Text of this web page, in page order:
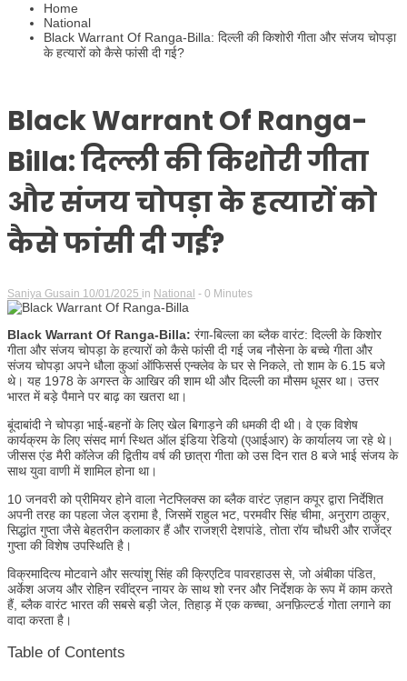
Home
National
Black Warrant Of Ranga-Billa: दिल्ली की किशोरी गीता और संजय चोपड़ा
के हत्यारों को कैसे फांसी दी गई?
Black Warrant Of Ranga-
Billa: दिल्ली की किशोरी गीता
और संजय चोपड़ा के हत्यारों को
कैसे फांसी दी गई?
Saniya Gusain 10/01/2025 in National - 0 Minutes
Black Warrant Of Ranga-Billa: रंगा-बिल्ला का ब्लैक वारंट: दिल्ली के किशोर
गीता और संजय चोपड़ा के हत्यारों को कैसे फांसी दी गई जब नौसेना के बच्चे गीता और
संजय चोपड़ा अपने धौला कुआं ऑफिसर्स एन्क्लेव के घर से निकले, तो शाम के 6.15 बजे
थे। यह 1978 के अगस्त के आखिर की शाम थी और दिल्ली का मौसम धूसर था। उत्तर
भारत में बड़े पैमाने पर बाढ़ का खतरा था।
बूंदाबांदी ने चोपड़ा भाई-बहनों के लिए खेल बिगाड़ने की धमकी दी थी। वे एक विशेष
कार्यक्रम के लिए संसद मार्ग स्थित ऑल इंडिया रेडियो (एआईआर) के कार्यालय जा रहे थे।
जीसस एंड मैरी कॉलेज की द्वितीय वर्ष की छात्रा गीता को उस दिन रात 8 बजे भाई संजय के
साथ युवा वाणी में शामिल होना था।
10 जनवरी को प्रीमियर होने वाला नेटफ्लिक्स का ब्लैक वारंट ज़हान कपूर द्वारा निर्देशित
अपनी तरह का पहला जेल ड्रामा है, जिसमें राहुल भट, परमवीर सिंह चीमा, अनुराग ठाकुर,
सिद्धांत गुप्ता जैसे बेहतरीन कलाकार हैं और राजश्री देशपांडे, तोता रॉय चौधरी और राजेंद्र
गुप्ता की विशेष उपस्थिति है।
विक्रमादित्य मोटवाने और सत्यांशु सिंह की क्रिएटिव पावरहाउस से, जो अंबीका पंडित,
अर्केश अजय और रोहिन रवींद्रन नायर के साथ शो रनर और निर्देशक के रूप में काम करते
हैं, ब्लैक वारंट भारत की सबसे बड़ी जेल, तिहाड़ में एक कच्चा, अनफ़िल्टर्ड गोता लगाने का
वादा करता है।
Table of Contents